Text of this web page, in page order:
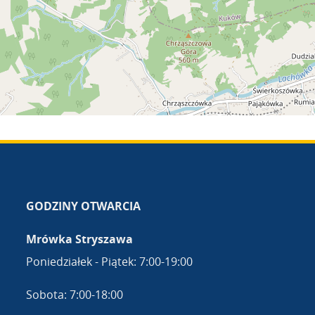
GODZINY OTWARCIA
Mrówka Stryszawa
Poniedziałek - Piątek: 7:00-19:00
Sobota: 7:00-18:00